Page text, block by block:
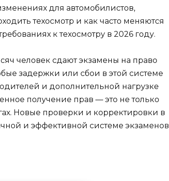
для автомобилистов,
техосмотр и как часто меняются
к техосмотру в 2026 году.
человек сдают экзамены на право
задержки или сбои в этой системе
и дополнительной нагрузке
получение прав — это не только
Новые проверки и корректировки в
и эффективной системе экзаменов